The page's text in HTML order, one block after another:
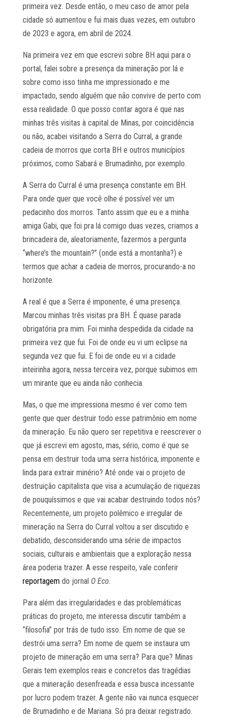
primeira vez. Desde então, o meu caso de amor pela
cidade só aumentou e fui mais duas vezes, em outubro
de 2023 e agora, em abril de 2024.
Na primeira vez em que escrevi sobre BH aqui para o
portal, falei sobre a presença da mineração por lá e
sobre como isso tinha me impressionado e me
impactado, sendo alguém que não convive de perto com
essa realidade. O que posso contar agora é que nas
minhas três visitas à capital de Minas, por coincidência
ou não, acabei visitando a Serra do Curral, a grande
cadeia de morros que corta BH e outros municípios
próximos, como Sabará e Brumadinho, por exemplo.
A Serra do Curral é uma presença constante em BH.
Para onde quer que você olhe é possível ver um
pedacinho dos morros. Tanto assim que eu e a minha
amiga Gabi, que foi pra lá comigo duas vezes, criamos a
brincadeira de, aleatoriamente, fazermos a pergunta
“where’s the mountain?” (onde está a montanha?) e
termos que achar a cadeia de morros, procurando-a no
horizonte.
A real é que a Serra é imponente, é uma presença.
Marcou minhas três visitas pra BH. É quase parada
obrigatória pra mim. Foi minha despedida da cidade na
primeira vez que fui. Foi de onde eu vi um eclipse na
segunda vez que fui. E foi de onde eu vi a cidade
inteirinha agora, nessa terceira vez, porque subimos em
um mirante que eu ainda não conhecia.
Mas, o que me impressiona mesmo é ver como tem
gente que quer destruir todo esse patrimônio em nome
da mineração. Eu não quero ser repetitiva e reescrever o
que já escrevi em agosto, mas, sério, como é que se
pensa em destruir toda uma serra histórica, imponente e
linda para extrair minério? Até onde vai o projeto de
destruição capitalista que visa a acumulação de riquezas
de pouquíssimos e que vai acabar destruindo todos nós?
Recentemente, um projeto polêmico e irregular de
mineração na Serra do Curral voltou a ser discutido e
debatido, desconsiderando uma série de impactos
sociais, culturais e ambientais que a exploração nessa
área poderia trazer. A esse respeito, vale conferir
reportagemdo jornal O Eco.
Para além das irregularidades e das problemáticas
práticas do projeto, me interessa discutir também a
“filosofia” por trás de tudo isso. Em nome de que se
destrói uma serra? Em nome de quem se instaura um
projeto de mineração em uma serra? Para que? Minas
Gerais tem exemplos reais e concretos das tragédias
que a mineração desenfreada e essa busca incessante
por lucro podem trazer. A gente não vai nunca esquecer
de Brumadinho e de Mariana. Só pra deixar registrado.